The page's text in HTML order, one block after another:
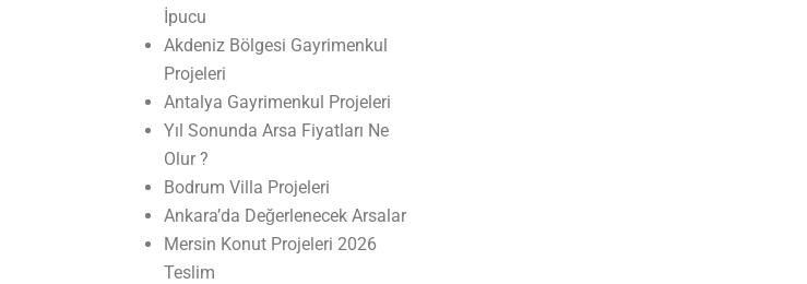
İpucu
Akdeniz Bölgesi Gayrimenkul
Projeleri
Antalya Gayrimenkul Projeleri
Yıl Sonunda Arsa Fiyatları Ne
Olur ?
Bodrum Villa Projeleri
Ankara’da Değerlenecek Arsalar
Mersin Konut Projeleri 2026
Teslim